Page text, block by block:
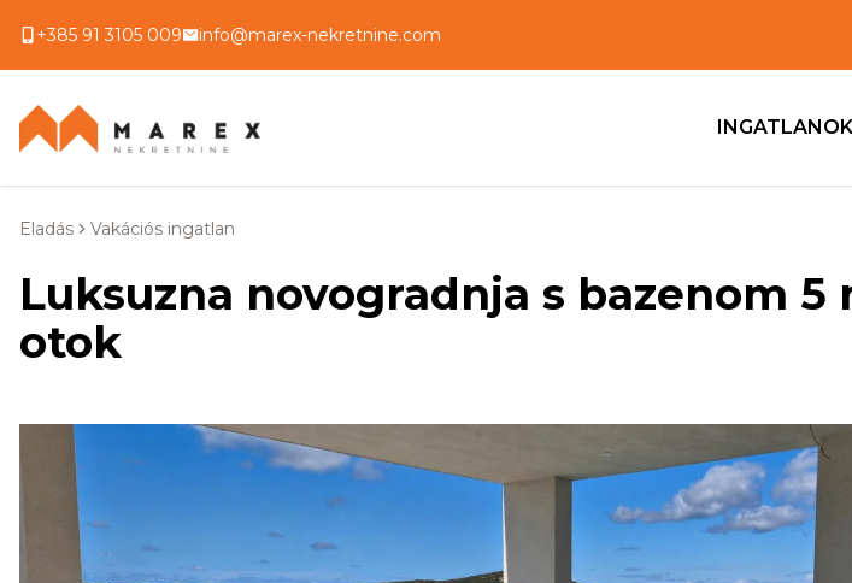
+385 91 3105 009 info@marex-nekretnine.com
INGATLANOK
Eladás Vakációs ingatlan
Luksuzna novogradnja s bazenom 5
otok